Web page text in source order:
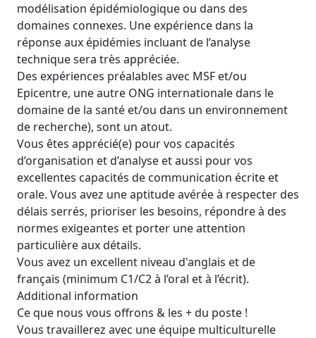
modélisation épidémiologique ou dans des
domaines connexes. Une expérience dans la
réponse aux épidémies incluant de l’analyse
technique sera très appréciée.
Des expériences préalables avec MSF et/ou
Epicentre, une autre ONG internationale dans le
domaine de la santé et/ou dans un environnement
de recherche), sont un atout.
Vous êtes apprécié(e) pour vos capacités
d’organisation et d’analyse et aussi pour vos
excellentes capacités de communication écrite et
orale. Vous avez une aptitude avérée à respecter des
délais serrés, prioriser les besoins, répondre à des
normes exigeantes et porter une attention
particulière aux détails.
Vous avez un excellent niveau d'anglais et de
français (minimum C1/C2 à l’oral et à l’écrit).
Additional information
Ce que nous vous offrons & les + du poste !
Vous travaillerez avec une équipe multiculturelle